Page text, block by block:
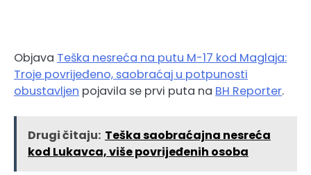
Objava Teška nesreća na putu M-17 kod Maglaja:
Troje povrijeđeno, saobraćaj u potpunosti
obustavljen pojavila se prvi puta na BH Reporter.
Drugi čitaju: Teška saobraćajna nesreća
kod Lukavca, više povrijeđenih osoba